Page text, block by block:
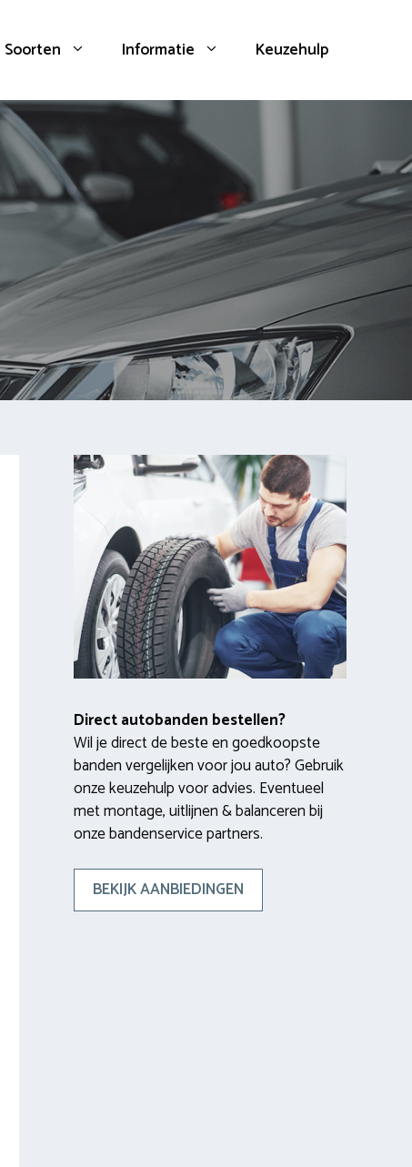
Soorten Informatie Keuzehulp
Direct autobanden bestellen?
Wil je direct de beste en goedkoopste
banden vergelijken voor jou auto? Gebruik
onze keuzehulp voor advies. Eventueel
met montage, uitlijnen & balanceren bij
onze bandenservice partners.
BEKIJK AANBIEDINGEN